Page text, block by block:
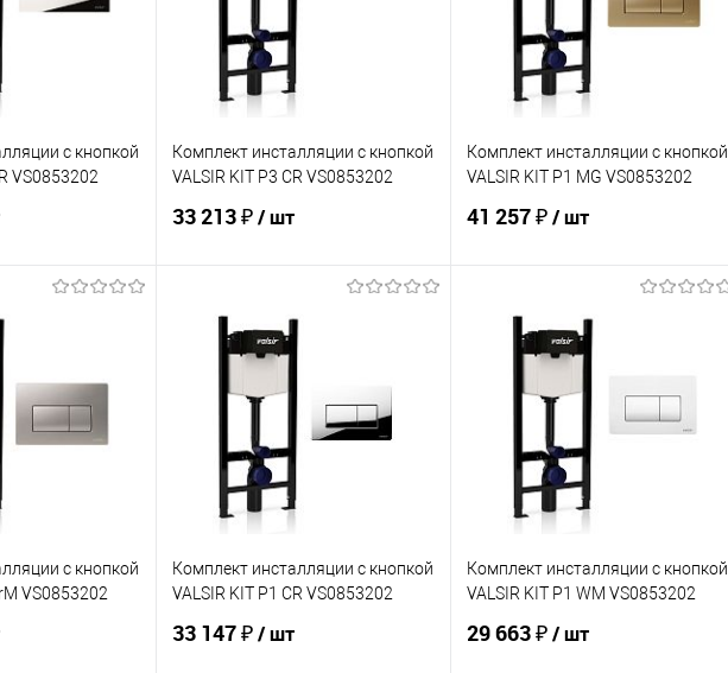
с кнопкой
VS0853202
Сравнение
Под заказ
Комплект инсталляции с кнопкой
VALSIR KIT P3 CR VS0853202
33 213 ₽/ шт
В корзину
В наличии
Комплект инсталляции с кнопкой
VALSIR KIT P1 MG VS0853202
41 257 ₽/ шт
В корзину
В наличии
с кнопкой
VS0853202
Комплект инсталляции с кнопкой
VALSIR KIT P1 CR VS0853202
33 147 ₽/ шт
Комплект инсталляции с кнопкой
VALSIR KIT P1 WM VS0853202
29 663 ₽/ шт